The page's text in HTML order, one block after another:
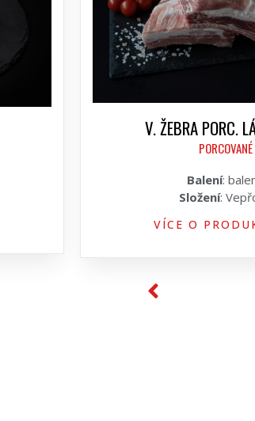
V. ŽEBRA PORC.
PORCOVANÉ
Balení:
Složení:
VÍCE O